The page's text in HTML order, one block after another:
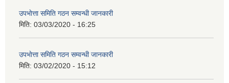
उपभाेत्ता समिति गठन सम्वन्धी जानकारी
मिति: 03/03/2020 - 16:25
उपभाेत्ता समिति गठन सम्वन्धी जानकारी
मिति: 03/02/2020 - 15:12